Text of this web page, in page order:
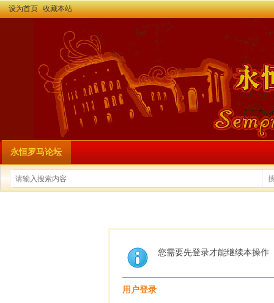
设为首页 收藏本站
永恒罗马论坛
您需要先登录才能继续本操作
用户登录